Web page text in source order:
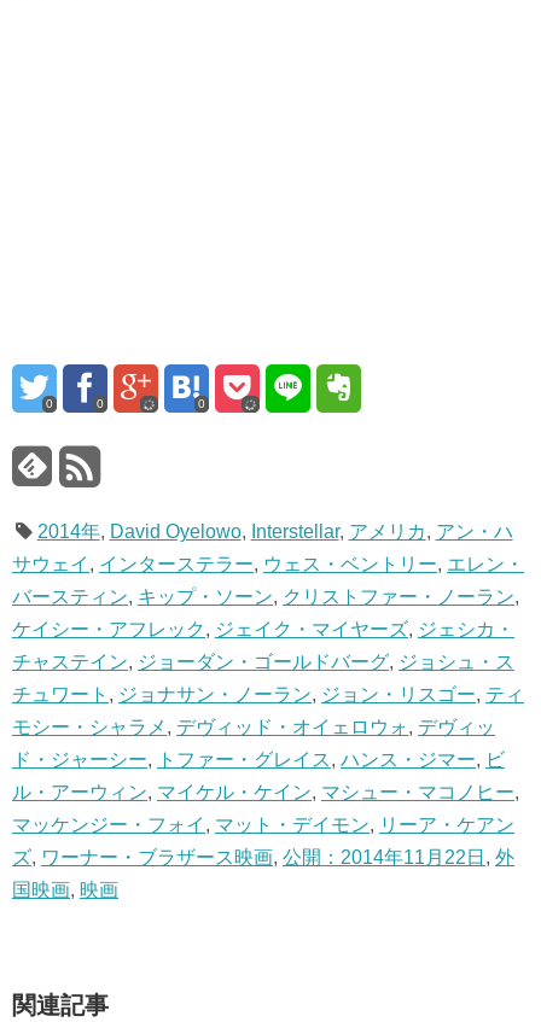
0 0 0
2014年, David Oyelowo, Interstellar, アメリカ, アン・ハ
サウェイ , インターステラー, ウェス・ベントリー, エレン・
バースティン, キップ・ソーン, クリストファー・ノーラン,
ケイシー・アフレック , ジェイク・マイヤーズ, ジェシカ・
チャステイン, ジョーダン・ゴールドバーグ, ジョシュ・ス
チュワート , ジョナサン・ノーラン, ジョン・リスゴー, ティ
モシー・シャラメ , デヴィッド・オイェロウォ, デヴィッ
ド・ジャーシー, トファー・グレイス, ハンス・ジマー, ビ
ル・アーウィン, マイケル・ケイン, マシュー・マコノヒー,
マッケンジー・フォイ , マット・デイモン, リーア・ケアン
ズ, ワーナー・ブラザース映画, 公開：2014年11月22日 , 外
国映画, 映画
関連記事